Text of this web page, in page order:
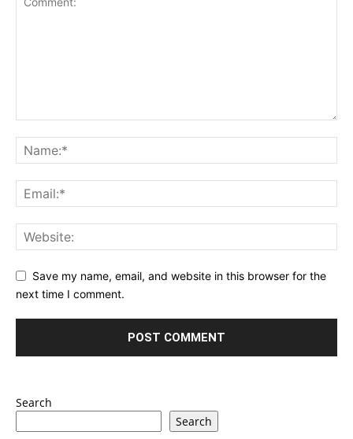
Save my name, email, and website in this browser for the
next time I comment.
Search
Search